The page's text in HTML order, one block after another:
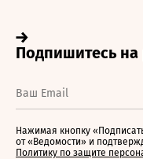
Нажимая кнопку
от «Ведомости» и
Политику по защите